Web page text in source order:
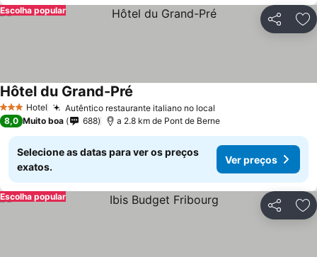
Partilhar
Escolha popular
3 EstrelasHotel Autêntico restaurante italiano no local
Hôtel du Grand-Pré
8,0 Muito boa 688 a 2.8 km de Pont de Berne
Selecione as datas para ver os preços
exatos.
Ver preços
Partilhar
Escolha popular